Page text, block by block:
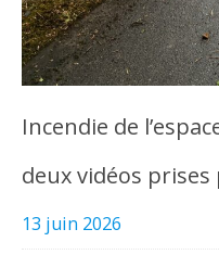
Incendie de
deux vidéos
13 juin 2026